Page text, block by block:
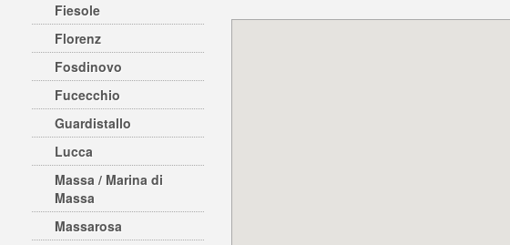
Fiesole
Florenz
Fosdinovo
Fucecchio
Guardistallo
Lucca
Massa / Marina di
Massa
Massarosa